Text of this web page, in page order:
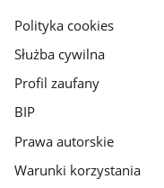
gov.pl
Polityka cookies
Służba cywilna
Profil zaufany
BIP
Prawa autorskie
Warunki korzystania